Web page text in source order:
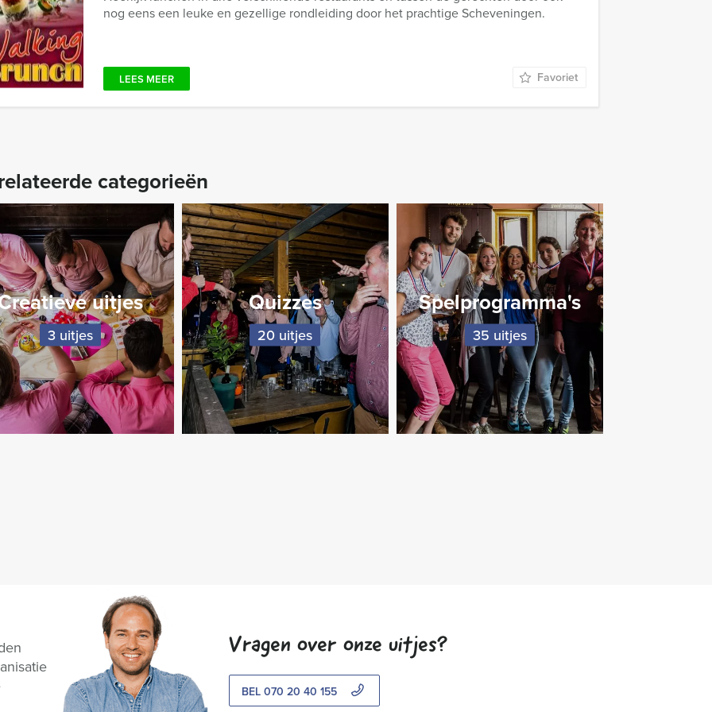
nog eens een leuke en gezellige rondleiding door het prachtige Scheveningen.
LEES MEER Favoriet
categorieën
uitjes
3 uitjes
Quizzes
20 uitjes
Spelprogramma's
35 uitjes
Vragen over onze uitjes?
BEL 070 20 40 155